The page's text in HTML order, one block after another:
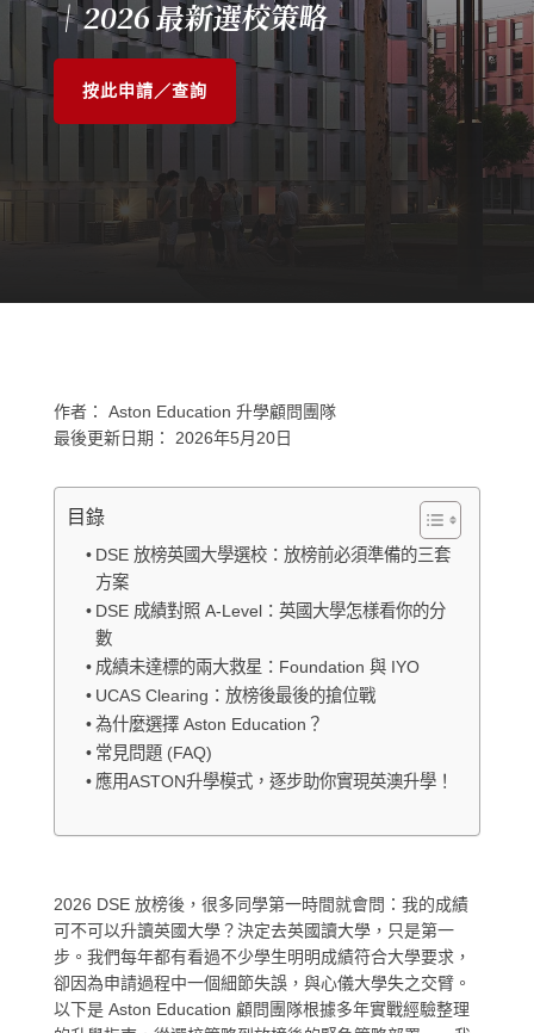
｜2026 最新選校策略
按此申請／查詢
作者：
Aston Education 升學顧問團隊
最後更新日期：
2026年5月20日
目錄
DSE 放榜英國大學選校：放榜前必須準備的三套
方案
DSE 成績對照 A-Level：英國大學怎樣看你的分
數
成績未達標的兩大救星：Foundation 與 IYO
UCAS Clearing：放榜後最後的搶位戰
為什麼選擇 Aston Education？
常見問題 (FAQ)
應用ASTON升學模式，逐步助你實現英澳升學！
2026 DSE 放榜後，很多同學第一時間就會問：我的成績
可不可以升讀英國大學？決定去英國讀大學，只是第一
步。我們每年都有看過不少學生明明成績符合大學要求，
卻因為申請過程中一個細節失誤，與心儀大學失之交臂。
以下是 Aston Education 顧問團隊根據多年實戰經驗整理